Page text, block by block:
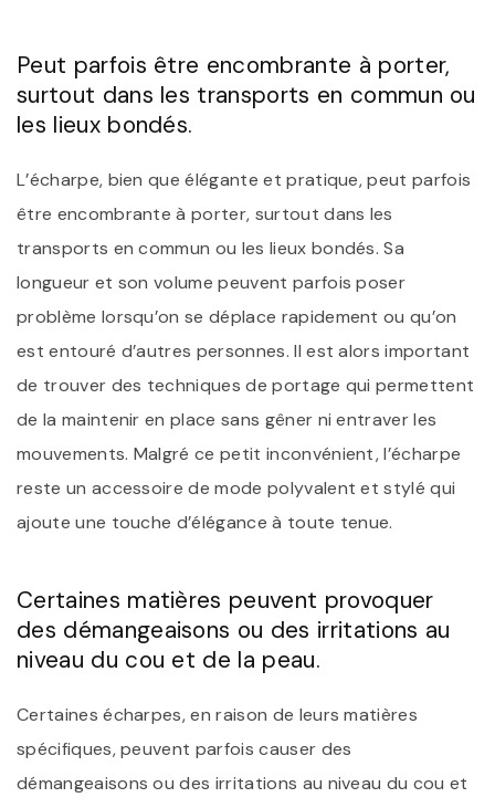
Peut parfois être encombrante à porter,
surtout dans les transports en commun ou
les lieux bondés.
L’écharpe, bien que élégante et pratique, peut parfois
être encombrante à porter, surtout dans les
transports en commun ou les lieux bondés. Sa
longueur et son volume peuvent parfois poser
problème lorsqu’on se déplace rapidement ou qu’on
est entouré d’autres personnes. Il est alors important
de trouver des techniques de portage qui permettent
de la maintenir en place sans gêner ni entraver les
mouvements. Malgré ce petit inconvénient, l’écharpe
reste un accessoire de mode polyvalent et stylé qui
ajoute une touche d’élégance à toute tenue.
Certaines matières peuvent provoquer
des démangeaisons ou des irritations au
niveau du cou et de la peau.
Certaines écharpes, en raison de leurs matières
spécifiques, peuvent parfois causer des
démangeaisons ou des irritations au niveau du cou et